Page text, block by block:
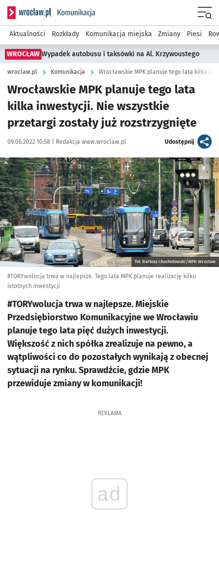
Serwis informacyjny wroclaw.pl podserwis: Komunikacja
Aktualności Rozkłady Komunikacja miejska Zmiany Piesi
WROCŁAW Wypadek autobusu i taksówki na Al. Krzywoustego
wroclaw.pl Komunikacja
Wrocławskie MPK planuje tego lata
kilka inwestycji. Nie wszystkie
przetargi zostały już rozstrzygnięte
Data publikacji:
09.06.2022 10:58 | Autor:
Redakcja www.wroclaw.pl Udostępnijartykuł
Kliknij, aby powiększyć
fot. Bartosz Chochołowski/MPK Wrocław
#TORYwolucja trwa w najlepsze. Tego lata MPK planuje realizację kilku
istotnych inwestycji
#TORYwolucja trwa w najlepsze. Miejskie
Przedsiębiorstwo Komunikacyjne we Wrocławiu
planuje tego lata pięć dużych inwestycji.
Większość z nich spółka zrealizuje na pewno, a
wątpliwości co do pozostałych wynikają z obecnej
sytuacji na rynku. Sprawdźcie, gdzie MPK
przewiduje zmiany w komunikacji!
REKLAMA
ad